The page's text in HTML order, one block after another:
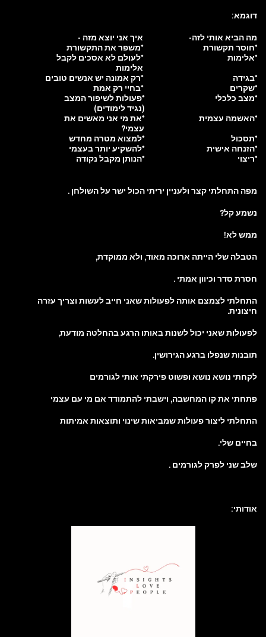
דוגמא:
מה הביא אותי לזה-
איך אני יוצא מזה -
*חוסר תקשורת
*משפר את התקשורת
*אלימות
*לעולם לא אסכים לקבל
אלימות
*בגידה
*רק אמונה יש אנשים טובים
*שקרים
*בחיי רק אמת
*מצב כלכלי
*פעולות לשיפור המצב
(נגיד לימודים)
*האשמה עצמית
*את מי אני מאשים את
עצמי?
*תסכול
*למצוא מטרה מחדש
*הזנחה אישית
*להשקיע יותר בעצמי
*ריצוי
*הנותן מקבל נקודה
מפה התחלתי קצר ולעניין יריתי הכול ישר על השולחן .
נשמע קל?
ממש לא!
הטבלה שלי הייתה ארוכה מאוד, ולא ממוקדת,
חסרת סדר וכיוון אמתי .
התחלתי לצמצם אותה לפעולות שאני חייב לעשות וצריך עזרה
חיצונית.
לפעולות שאני יכול לשנות באותו הרגע בהחלטה מודעת,
תובנות שנפלו ברגע הגירושין.
לקחתי נושא נושא ופשוט פירקתי אותי לגורמים
פתחתי את קו המחשבה, וישבתי להתמודד אם מי עם עצמי
התחלתי ליצור פעולות שמביאות שינוי ותוצאות אמיתות
בחיים שלי.
שלב שני לפרק לגורמים .
אודותי: